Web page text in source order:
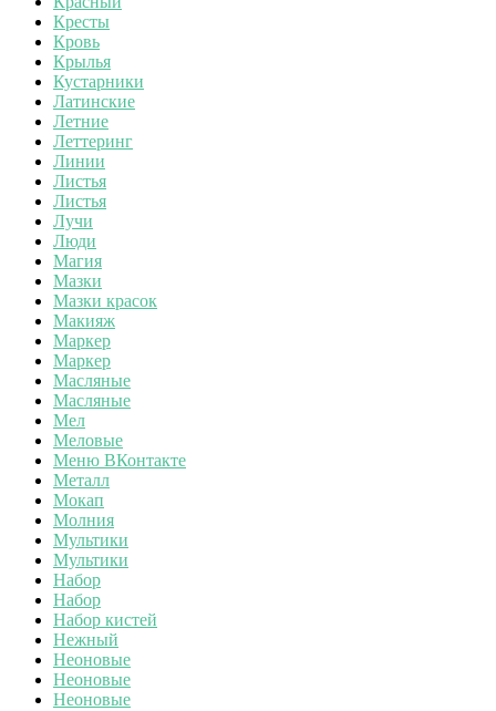
Кресты
Кровь
Крылья
Кустарники
Латинские
Летние
Леттеринг
Линии
Листья
Листья
Лучи
Люди
Магия
Мазки
Мазки красок
Макияж
Маркер
Маркер
Масляные
Масляные
Мел
Меловые
Меню ВКонтакте
Металл
Мокап
Молния
Мультики
Мультики
Набор
Набор
Набор кистей
Нежный
Неоновые
Неоновые
Неоновые